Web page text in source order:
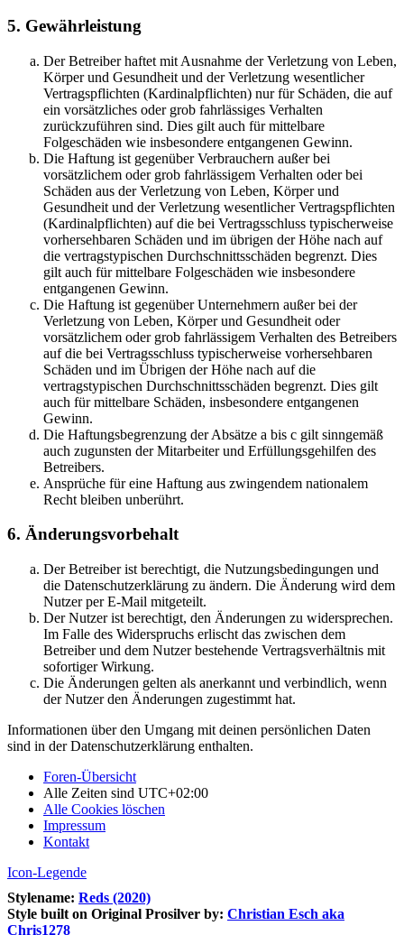
5. Gewährleistung
Der Betreiber haftet mit Ausnahme der Verletzung von Leben,
Körper und Gesundheit und der Verletzung wesentlicher
Vertragspflichten (Kardinalpflichten) nur für Schäden, die auf
ein vorsätzliches oder grob fahrlässiges Verhalten
zurückzuführen sind. Dies gilt auch für mittelbare
Folgeschäden wie insbesondere entgangenen Gewinn.
Die Haftung ist gegenüber Verbrauchern außer bei
vorsätzlichem oder grob fahrlässigem Verhalten oder bei
Schäden aus der Verletzung von Leben, Körper und
Gesundheit und der Verletzung wesentlicher Vertragspflichten
(Kardinalpflichten) auf die bei Vertragsschluss typischerweise
vorhersehbaren Schäden und im übrigen der Höhe nach auf
die vertragstypischen Durchschnittsschäden begrenzt. Dies
gilt auch für mittelbare Folgeschäden wie insbesondere
entgangenen Gewinn.
Die Haftung ist gegenüber Unternehmern außer bei der
Verletzung von Leben, Körper und Gesundheit oder
vorsätzlichem oder grob fahrlässigem Verhalten des Betreibers
auf die bei Vertragsschluss typischerweise vorhersehbaren
Schäden und im Übrigen der Höhe nach auf die
vertragstypischen Durchschnittsschäden begrenzt. Dies gilt
auch für mittelbare Schäden, insbesondere entgangenen
Gewinn.
Die Haftungsbegrenzung der Absätze a bis c gilt sinngemäß
auch zugunsten der Mitarbeiter und Erfüllungsgehilfen des
Betreibers.
Ansprüche für eine Haftung aus zwingendem nationalem
Recht bleiben unberührt.
6. Änderungsvorbehalt
Der Betreiber ist berechtigt, die Nutzungsbedingungen und
die Datenschutzerklärung zu ändern. Die Änderung wird dem
Nutzer per E-Mail mitgeteilt.
Der Nutzer ist berechtigt, den Änderungen zu widersprechen.
Im Falle des Widerspruchs erlischt das zwischen dem
Betreiber und dem Nutzer bestehende Vertragsverhältnis mit
sofortiger Wirkung.
Die Änderungen gelten als anerkannt und verbindlich, wenn
der Nutzer den Änderungen zugestimmt hat.
Informationen über den Umgang mit deinen persönlichen Daten
sind in der Datenschutzerklärung enthalten.
Foren-Übersicht
Alle Zeiten sind UTC+02:00
Alle Cookies löschen
Impressum
Kontakt
Icon-Legende
Stylename: Reds (2020)
Style built on Original Prosilver by: Christian Esch aka
Chris1278